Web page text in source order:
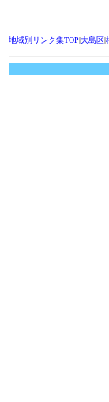
地域別リンク集TOP|大島区|